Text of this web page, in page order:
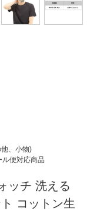
、小物)
便対応商品
ッチ 洗える
コットン生